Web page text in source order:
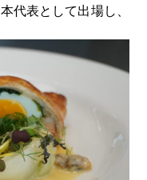
代表として出場し、